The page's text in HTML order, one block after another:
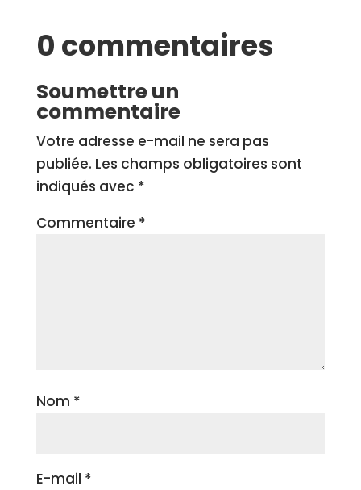
0 commentaires
Soumettre un
commentaire
Votre adresse e-mail ne sera pas
publiée. Les champs obligatoires sont
indiqués avec *
Commentaire *
Nom *
E-mail *